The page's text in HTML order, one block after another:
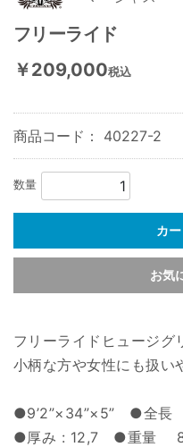
フリーライド
￥209,000税込
商品コード： 40227-2
数量
カ
お気
フリーライドヒュージグ
小柄な方や女性にも扱い
●9’2”×34”×5” ●全
●厚み : 12,7 ●重量